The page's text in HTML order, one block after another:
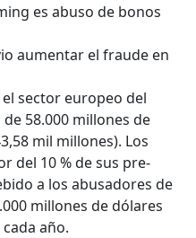
es abu­so de bonos
aumen­tar el fraude en
sec­tor europeo del
58.000 mil­lones de
mil mil­lones). Los
del 10 % de sus pre­
a los abu­sadores de
mil­lones de dólares
año.